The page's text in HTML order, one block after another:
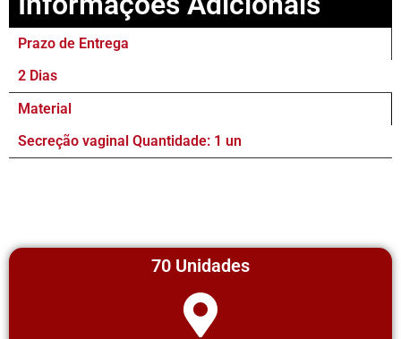
Prazo de Entrega
2 Dias
Material
Secreção vaginal Quantidade: 1 un
70 Unidades